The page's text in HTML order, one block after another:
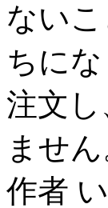
ない
ちに
注文
ません
作者